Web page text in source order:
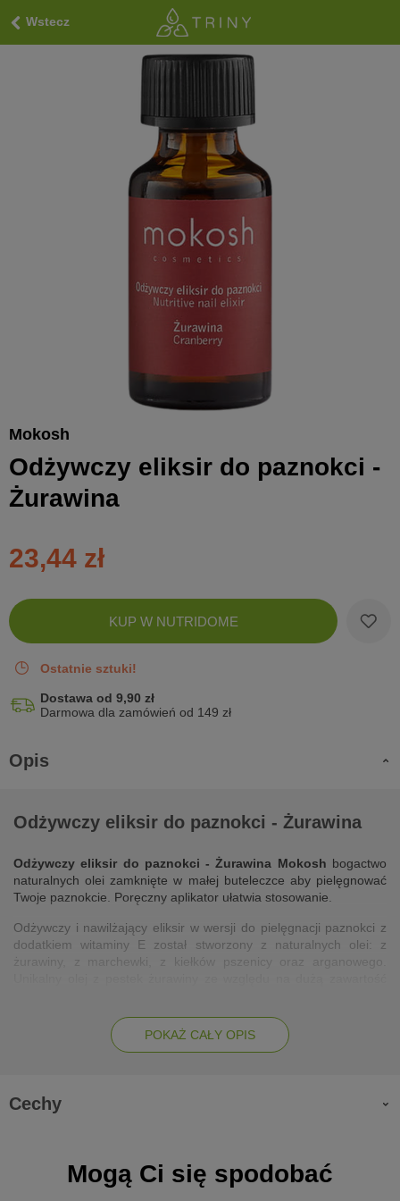
Wstecz
Mokosh
Odżywczy eliksir do paznokci -
Żurawina
23,44 zł
Zobacz
koszyk
KUP W NUTRIDOME
Ostatnie sztuki!
Dostawa od 9,90 zł
Darmowa dla zamówień od 149 zł
Opis
Odżywczy eliksir do paznokci - Żurawina
Odżywczy eliksir do paznokci - Żurawina Mokosh bogactwo
naturalnych olei zamknięte w małej buteleczce aby pielęgnować
Twoje paznokcie. Poręczny aplikator ułatwia stosowanie.
Odżywczy i nawilżający eliksir w wersji do pielęgnacji paznokci z
dodatkiem witaminy E został stworzony z naturalnych olei: z
żurawiny, z marchewki, z kiełków pszenicy oraz arganowego.
marchewki bogaty w witaminę A i karoteny długotrwale
uelastycznia i odżywia skórę
. Oleje: arganowy i z kiełków
antyoksydantów.
nawilża i odżywia
POKAŻ CAŁY OPIS
Cechy
Mogą Ci się spodobać